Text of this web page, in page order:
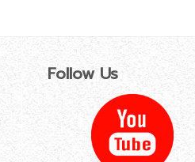
Follow Us